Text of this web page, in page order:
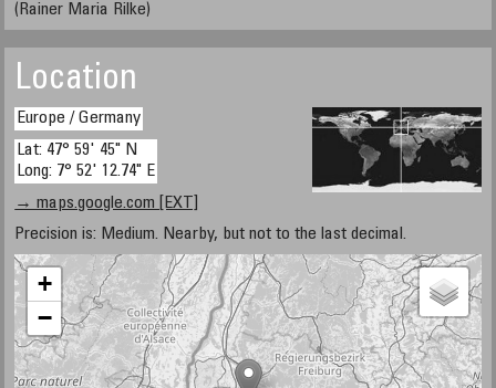
(Rainer Maria Rilke)
Location
Europe / Germany
Lat: 47° 59' 45" N
Long: 7° 52' 12.74" E
→ maps.google.com [EXT]
Precision is: Medium. Nearby, but not to the last decimal.
+
−